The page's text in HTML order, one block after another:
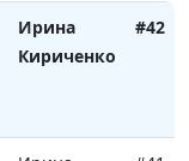
Ирина
Кириченко
#42